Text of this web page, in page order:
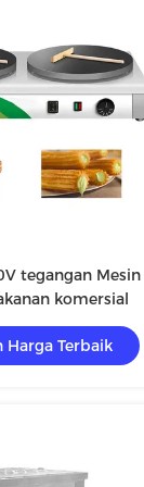
tegangan Mesin
komersial
Harga Terbaik